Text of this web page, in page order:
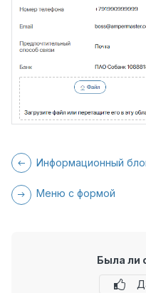
Информационный
Меню с формой
Была ли